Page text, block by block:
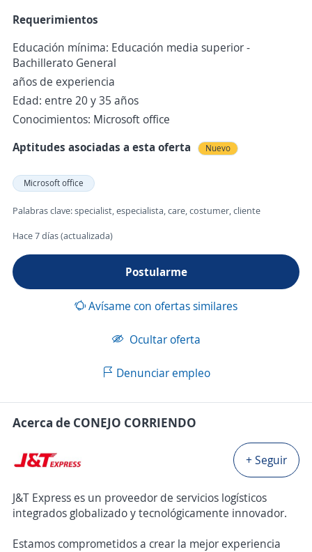
Requerimientos
Educación mínima: Educación media superior -
Bachillerato General
años de experiencia
Edad: entre 20 y 35 años
Conocimientos: Microsoft office
Aptitudes asociadas a esta oferta
Nuevo
Microsoft office
Palabras clave: specialist, especialista, care, costumer, cliente
Hace 7 días (actualizada)
Postularme
Avísame con ofertas similares
Ocultar oferta
Denunciar empleo
Acerca de CONEJO CORRIENDO
+ Seguir
J&T Express es un proveedor de servicios logísticos
integrados globalizado y tecnológicamente innovador.
Estamos comprometidos a crear la mejor experiencia